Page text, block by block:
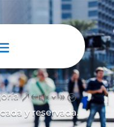
&#x39;
y reservada.